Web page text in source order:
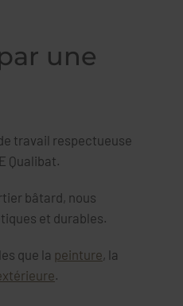
une
travail respectueuse
Qualibat.
bâtard, nous
et durables.
que la peinture, la
.